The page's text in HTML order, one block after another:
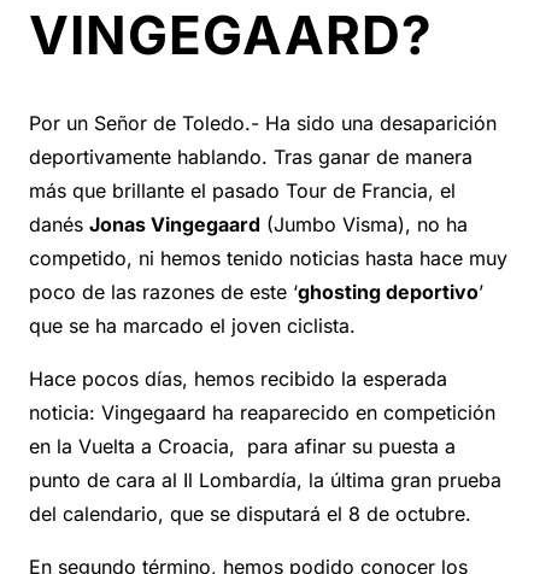
VINGEGAARD?
Por un Señor de Toledo.- Ha sido una desaparición
deportivamente hablando. Tras ganar de manera
más que brillante el pasado Tour de Francia, el
danés Jonas Vingegaard (Jumbo Visma), no ha
competido, ni hemos tenido noticias hasta hace muy
poco de las razones de este ‘ghosting deportivo’
que se ha marcado el joven ciclista.
Hace pocos días, hemos recibido la esperada
noticia: Vingegaard ha reaparecido en competición
en la Vuelta a Croacia, para afinar su puesta a
punto de cara al Il Lombardía, la última gran prueba
del calendario, que se disputará el 8 de octubre.
En segundo término, hemos podido conocer los